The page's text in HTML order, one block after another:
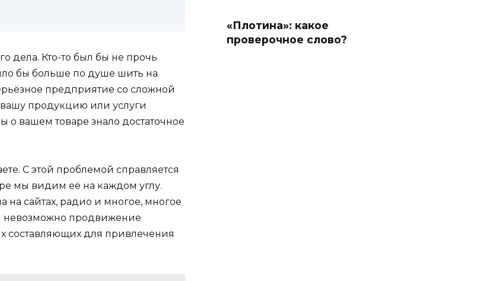
дела. Кто-то был бы не прочь
бы больше по душе шить на
предприятие со сложной
продукцию или услуги
о вашем товаре знало достаточное
С этой проблемой справляется
мы видим её на каждом углу.
на сайтах, радио и многое, многое
невозможно продвижение
составляющих для привлечения
«Плотина»: какое
проверочное слово?